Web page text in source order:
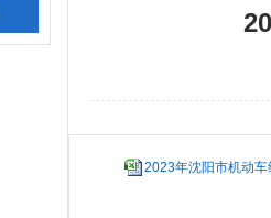
2023年沈阳市机动